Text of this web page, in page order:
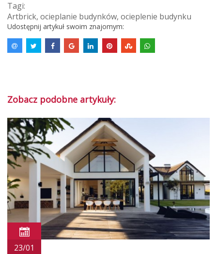
Tagi:
Artbrick, ocieplanie budynków, ocieplenie budynku
Udostępnij artykuł swoim znajomym:
Zobacz podobne artykuły:
23/01